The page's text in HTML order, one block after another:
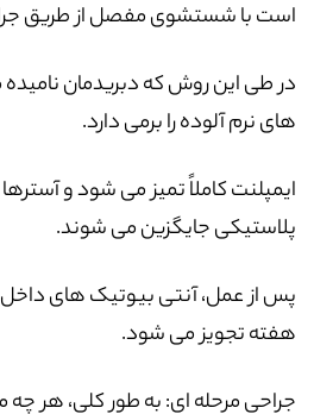
است با شستشوی مفصل از طریق
در طی این روش که دبریدمان
های نرم آلوده را برمی دارد.
ایمپلنت کاملاً تمیز می شود و
پلاستیکی جایگزین می شوند.
هفته تجویز می شود.
جراحی مرحله ای: به طور کلی، هر